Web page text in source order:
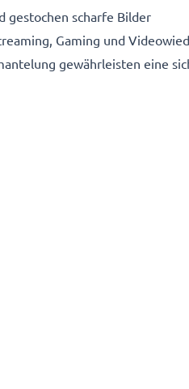
gestochen scharfe Bilder
Gaming und
gewährleisten eine